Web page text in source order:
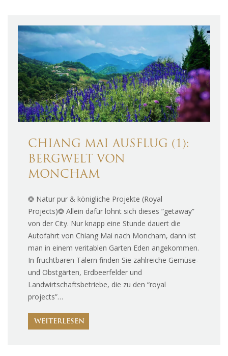
CHIANG MAI AUSFLUG (1):
BERGWELT VON
MONCHAM
❂ Natur pur & königliche Projekte (Royal
Projects)❂ Allein dafür lohnt sich dieses “getaway”
von der City. Nur knapp eine Stunde dauert die
Autofahrt von Chiang Mai nach Moncham, dann ist
man in einem veritablen Garten Eden angekommen.
In fruchtbaren Tälern finden Sie zahlreiche Gemüse-
und Obstgärten, Erdbeerfelder und
Landwirtschaftsbetriebe, die zu den “royal
projects”…
WEITERLESEN